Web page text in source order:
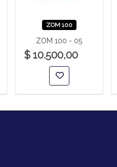
ZOM 100
ZOM 100 - 05
$ 10.500,00